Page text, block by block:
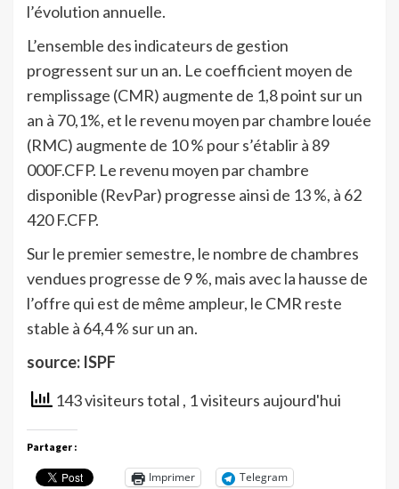
l’évolution annuelle.
L’ensemble des indicateurs de gestion
progressent sur un an. Le coefficient moyen de
remplissage (CMR) augmente de 1,8 point sur un
an à 70,1%, et le revenu moyen par chambre louée
(RMC) augmente de 10 % pour s’établir à 89
000F.CFP. Le revenu moyen par chambre
disponible (RevPar) progresse ainsi de 13 %, à 62
420 F.CFP.
Sur le premier semestre, le nombre de chambres
vendues progresse de 9 %, mais avec la hausse de
l’offre qui est de même ampleur, le CMR reste
stable à 64,4 % sur un an.
source: ISPF
143 visiteurs total , 1 visiteurs aujourd'hui
Partager :
Imprimer
Telegram